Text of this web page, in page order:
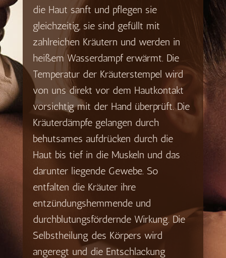
die Haut sanft und pflegen sie
gleichzeitig, sie sind gefüllt mit
zahlreichen Kräutern und werden in
heißem Wasserdampf erwärmt. Die
Temperatur der Kräuterstempel wird
von uns direkt vor dem Hautkontakt
vorsichtig mit der Hand überprüft.Die
Kräuterdämpfe gelangen durch
behutsames aufdrücken durch die
Haut bis tief in die Muskeln und das
darunter liegende Gewebe. So
entfalten die Kräuter ihre
entzündungshemmende und
durchblutungsfördernde Wirkung. Die
Selbstheilung des Körpers wird
angeregt und die Entschlackung